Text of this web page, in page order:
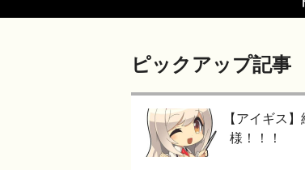
ピックアップ記事
【アイギス
様！！！